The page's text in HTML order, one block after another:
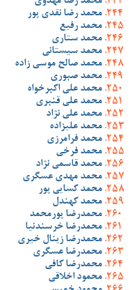
محمد رضا نقدی پور
محمد رفیع
محمد ستاری
محمد سیستانی
محمد صالح موسی زاده
محمد صبوری
محمد علی اکبرخواه
محمد علی قنبری
محمد علی نژاد
محمد علیزاده
محمد فرامرزی
محمد فرخی
محمد قاسمی نژاد
محمد مهدی عسگری
محمد کسایی پور
محمد کهندل
محمدرضا پورمحمد
محمدرضا خرسندنیا
محمدرضا زینال خیری
محمدرضا عسگری
محمدرضا کافی
محمود اخلاقی